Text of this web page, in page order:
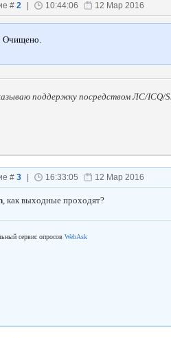
# 2 10:44:06 12 Мар 2016
Очищено.
поддержку посредством ЛС/ICQ/
# 3 16:33:05 12 Мар 2016
, как выходные проходят?
сервис опросов WebAsk